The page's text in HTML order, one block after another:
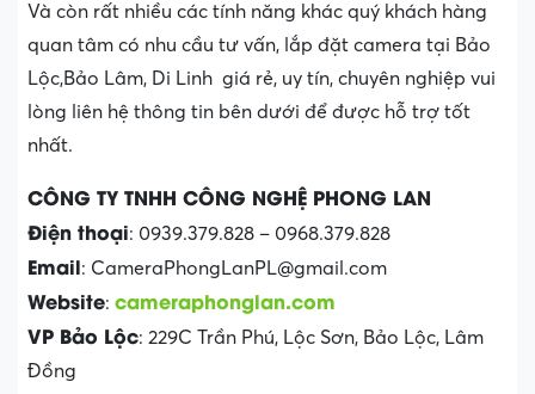
Và còn rất nhiều các tính năng khác quý khách hàng
quan tâm có nhu cầu tư vấn, lắp đặt camera tại Bảo
Lộc,Bảo Lâm, Di Linh giá rẻ, uy tín, chuyên nghiệp vui
lòng liên hệ thông tin bên dưới để được hỗ trợ tốt
nhất.
CÔNG TY TNHH CÔNG NGHỆ PHONG LAN
Điện thoại: 0939.379.828 – 0968.379.828
Email: CameraPhongLanPL@gmail.com
Website: cameraphonglan.com
VP Bảo Lộc: 229C Trần Phú, Lộc Sơn, Bảo Lộc, Lâm
Đồng